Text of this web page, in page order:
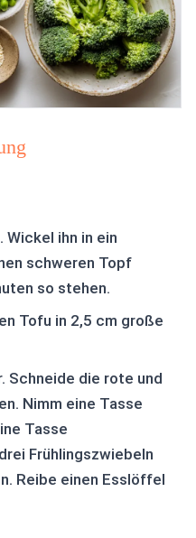
ihn in ein
schweren Topf
so stehen.
Tofu in 2,5 cm große
Schneide die rote und
Nimm eine Tasse
Tasse
Frühlingszwiebeln
Reibe einen Esslöffel